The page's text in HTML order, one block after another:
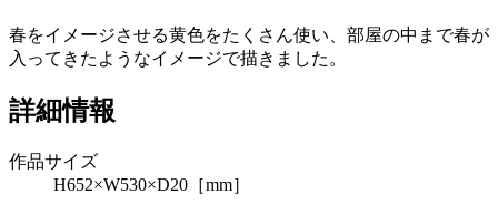
春をイメージさせる黄色をたくさん使い、部屋の中まで春が
入ってきたようなイメージで描きました。
詳細情報
作品サイズ
H652×W530×D20［mm］